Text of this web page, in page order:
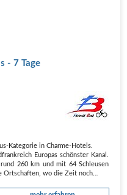
- 7 Tage
Kategorie in Charme-Hotels.
Europas schönster Kanal.
260 km und mit 64 Schleusen
Ortschaften, wo die Zeit noch…